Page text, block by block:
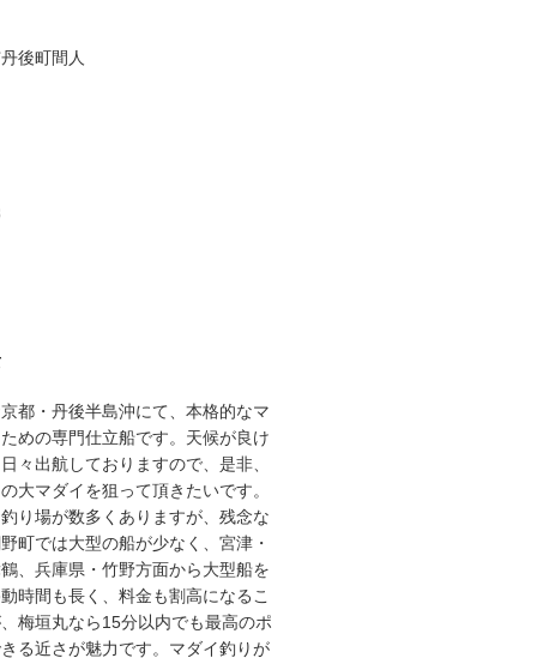
後町間人
都・丹後半島沖にて、本格的なマ
めの専門仕立船です。天候が良け
々出航しておりますので、是非、
大マダイを狙って頂きたいです。
り場が数多くありますが、残念な
町では大型の船が少なく、宮津・
、兵庫県・竹野方面から大型船を
時間も長く、料金も割高になるこ
梅垣丸なら15分以内でも最高のポ
る近さが魅力です。マダイ釣りが